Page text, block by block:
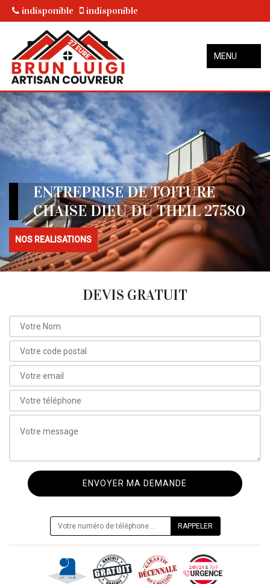
indisponible indisponible
MENU
ENTREPRISE DE TOITURE
CHAISE DIEU DU THEIL 27580
NOS REALISATIONS
DEVIS GRATUIT